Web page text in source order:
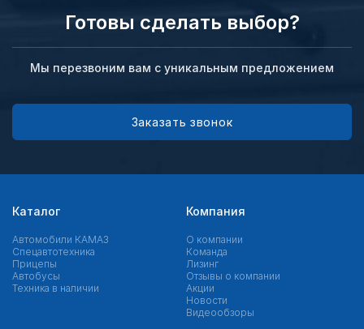
Готовы сделать выбор?
Мы перезвоним вам с уникальным предложением
Заказать звонок
Каталог
Автомобили КАМАЗ
Спецавтотехника
Прицепы
Автобусы
Техника в наличии
Компания
О компании
Команда
Лизинг
Отзывы о компании
Акции
Новости
Видеообзоры